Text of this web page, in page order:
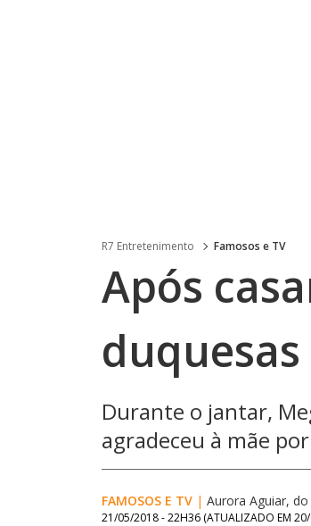
R7 Entretenimento Famosos e TV
Após
Durante o jantar,
agradeceu à mãe
FAMOSOS E TV | Aurora Aguiar, do
21/05/2018 - 22H36 (ATUALIZADO EM